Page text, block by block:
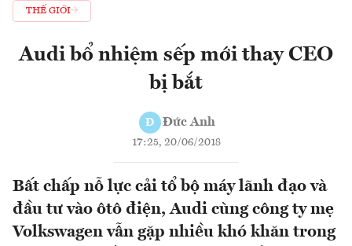
THẾ GIỚI
Audi bổ nhiệm sếp mới thay CEO
bị bắt
Đ Đức Anh
17:25, 20/06/2018
Bất chấp nỗ lực cải tổ bộ máy lãnh đạo và
đầu tư vào ôtô điện, Audi cùng công ty mẹ
Volkswagen vẫn gặp nhiều khó khăn trong